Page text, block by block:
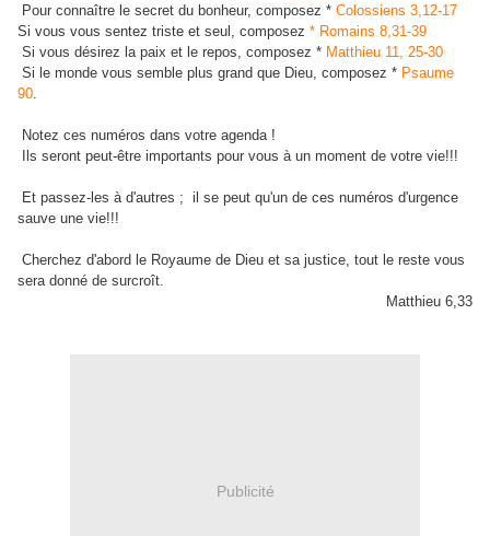
Pour connaître le secret du bonheur, composez * Colossiens 3,12-17
Si vous vous sentez triste et seul, composez * Romains 8,31-39
Si vous désirez la paix et le repos, composez * Matthieu 11, 25-30
Si le monde vous semble plus grand que Dieu, composez * Psaume
90.
Notez ces numéros dans votre agenda !
Ils seront peut-être importants pour vous à un moment de votre vie!!!
Et passez-les à d'autres ; il se peut qu'un de ces numéros d'urgence
sauve une vie!!!
Cherchez d'abord le Royaume de Dieu et sa justice, tout le reste vous
sera donné de surcroît.
Matthieu 6,33
Publicité